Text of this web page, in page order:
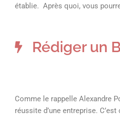
établie. Après quoi, vous
Rédiger un
Comme le rappelle Alexandre
réussite d’une entreprise.